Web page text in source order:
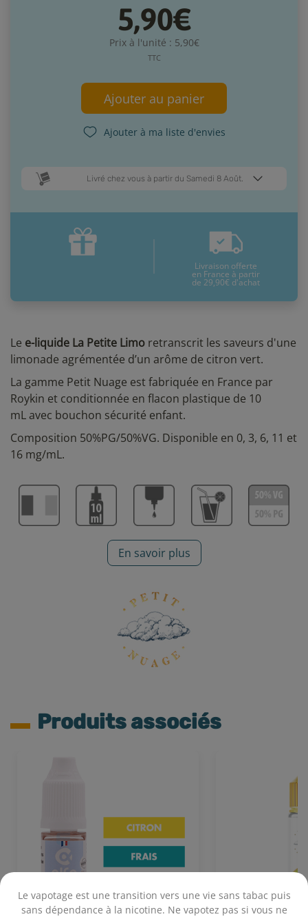
Le vapotage est une transition vers une vie sans tabac puis
sans dépendance à la nicotine. Ne vapotez pas si vous ne
Le e-liquide La Petite Limo retranscrit les saveurs d'une
limonade agrémentée d’un arôme de citron vert.
La gamme Petit Nuage est fabriquée en France par
Roykin et conditionnée en flacon plastique de 10
mLavec bouchon sécurité enfant.
Composition 50%PG/50%VG. Disponible en 0, 3, 6, 11 et
16 mg/mL.
En savoir plus
5,90€
Prix à l'unité : 5,90€
TTC
Ajouter au panier
Ajouter à ma liste d'envies
Livré chez vous à partir du Samedi 8 Août.
Mardi 11 Août Samedi 8 Août
* Pour une livraison en France métropolitaine+ d'infos
Livraison offerte
en France à partir
de 29,90€ d'achat
Produits associés